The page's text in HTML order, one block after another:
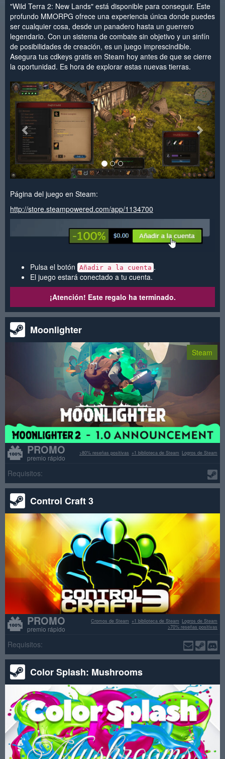
"Wild Terra 2: New Lands" está disponible para conseguir. Este
profundo MMORPG ofrece una experiencia única donde puedes
ser cualquier cosa, desde un panadero hasta un guerrero
legendario. Con un sistema de combate sin objetivo y un sinfín
de posibilidades de creación, es un juego imprescindible.
Asegura tus cdkeys gratis en Steam hoy antes de que se cierre
la oportunidad. Es hora de explorar estas nuevas tierras.
< >
Página del juego en Steam:
http://store.steampowered.com/app/1134700
Pulsa el botón Añadir a la cuenta .
El juego estará conectado a tu cuenta.
¡Atención! Este regalo ha terminado.
Moonlighter
Steam
PROMO
premio rápido
Logros de Steam
+1 biblioteca de Steam
>80% reseñas positivas
Requisitos:
Control Craft 3
PROMO
premio rápido
Logros de Steam
+1 biblioteca de Steam
Cromos de Steam
>70% reseñas positivas
Requisitos:
Color Splash: Mushrooms